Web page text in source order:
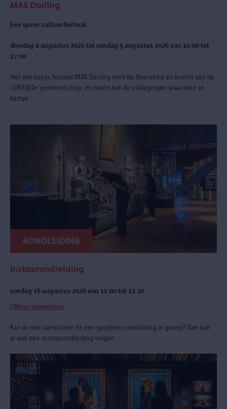
MAS Darling
Een queer cultuurfestival
dinsdag 4 augustus 2026 tot zondag 9 augustus 2026 van 10:00 tot
17:00
Het vierdaags festival MAS Darling viert de diversiteit en kracht van de
LGBTQIA+ gemeenschap, en toont ook de uitdagingen waarmee ze
kampt.
RONDLEIDING
Instaprondleiding
zondag 16 augustus 2026 van 11:00 tot 12:30
Meer momenten
Kan je niet aansluiten bij een gegidste rondleiding in groep? Dan kan
je wel een instaprondleiding volgen.